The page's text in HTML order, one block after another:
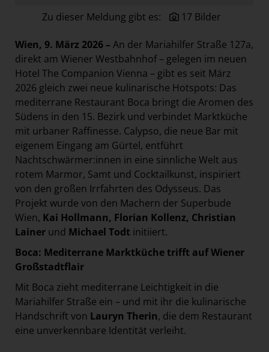
section.d
Swiss Life Select
The Companion
The Hoxton
Unibail-Rodamco-Westfield
Vöslauer
MEDIA
KONTAKT
Zu dieser Meldung gibt es: 17 Bilder
Wien, 9. März 2026 – An der Mariahilfer Straße 127a,
direkt am Wiener Westbahnhof – gelegen im neuen
Hotel The Companion Vienna – gibt es seit März
2026 gleich zwei neue kulinarische Hotspots: Das
mediterrane Restaurant Boca bringt die Aromen des
Südens in den 15. Bezirk und verbindet Marktküche
mit urbaner Raffinesse. Calypso, die neue Bar mit
eigenem Eingang am Gürtel, entführt
Nachtschwärmer:innen in eine sinnliche Welt aus
rotem Marmor, Samt und Cocktailkunst, inspiriert
von den großen Irrfahrten des Odysseus. Das
Projekt wurde von den Machern der Superbude
Wien, Kai Hollmann, Florian Kollenz, Christian
Lainer und Michael Todt initiiert.
Boca: Mediterrane Marktküche trifft auf Wiener
Großstadtflair
Mit Boca zieht mediterrane Leichtigkeit in die
Mariahilfer Straße ein – und mit ihr die kulinarische
Handschrift von Lauryn Therin, die dem Restaurant
eine unverkennbare Identität verleiht.